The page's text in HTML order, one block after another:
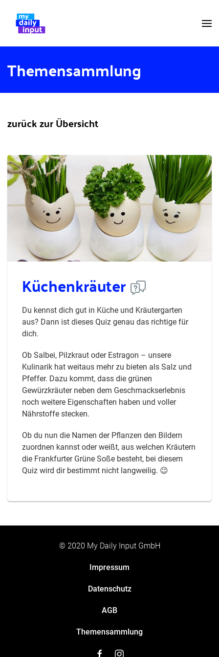
Themensammlung
zurück zur Übersicht
Küchenkräuter
Du kennst dich gut in Küche und Kräutergarten
aus? Dann ist dieses Quiz genau das richtige für
dich.
Ob Salbei, Pilzkraut oder Estragon – unsere
Kulinarik hat weitaus mehr zu bieten als Salz und
Pfeffer. Dazu kommt, dass die grünen
Gewürzkräuter neben dem Geschmackserlebnis
noch weitere Eigenschaften haben und voller
Nährstoffe stecken.
Ob du nun die Namen der Pflanzen den Bildern
zuordnen kannst oder weißt, aus welchen Kräutern
die Frankfurter Grüne Soße besteht, bei diesem
Quiz wird dir bestimmt nicht langweilig. 😉
© 2020 My Daily Input GmbH
Impressum
Datenschutz
AGB
Themensammlung